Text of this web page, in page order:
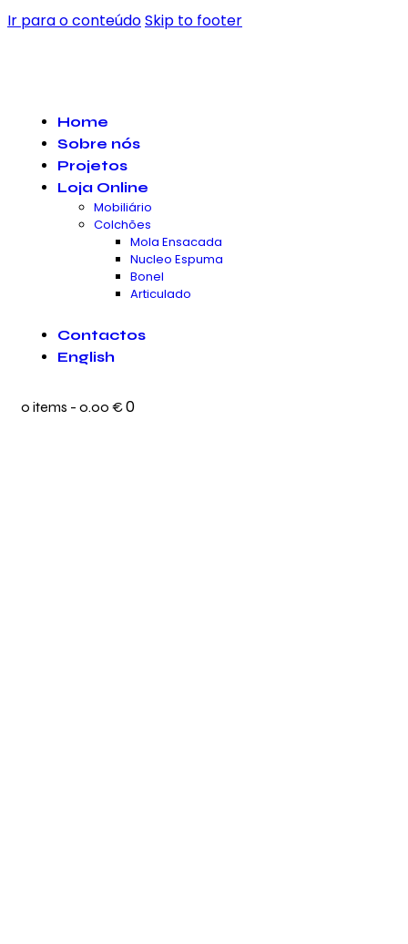
Ir para o conteúdoSkip to footer
Home
Sobre nós
Projetos
Loja Online
Mobiliário
Colchões
Mola Ensacada
Nucleo Espuma
Bonel
Articulado
Contactos
English
0 items - 0.00 €0